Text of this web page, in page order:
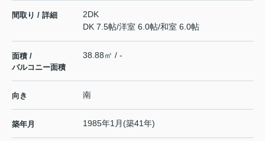
間取り / 詳細
2DK
DK 7.5帖/洋室 6.0帖/和室 6.0帖
面積 /
バルコニー面積
38.88㎡ / -
向き 南
築年月 1985年1月(築41年)